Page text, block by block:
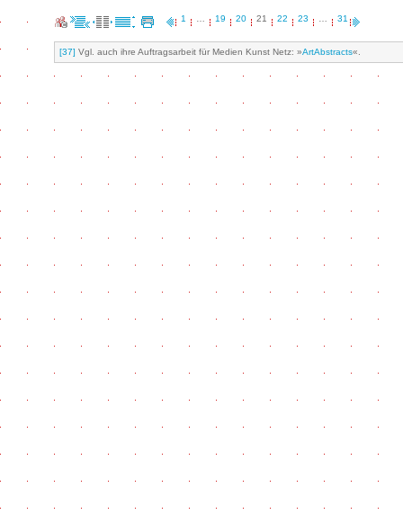
1 19 20 21 22 23 31
[37] Vgl. auch ihre Auftragsarbeit für Medien Kunst Netz: »ArtAbstracts«.